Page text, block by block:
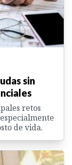
sin
retos
de vida.